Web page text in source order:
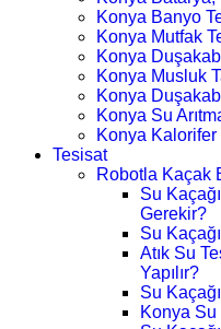
Konya Banyo
Konya Mutfak
Konya
Konya Musluk
Konya
Konya Su
Konya Kalorifer
Tesisat
Robotla Kaçak
Su
Gerekir?
Su
Atık Su
Yapılır?
Su
Konya Su